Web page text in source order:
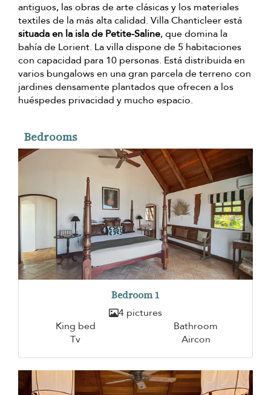
antiguos, las obras de arte clásicas y los materiales
textiles de la más alta calidad. Villa Chanticleer está
situada en la isla de Petite-Saline, que domina la
bahía de Lorient. La villa dispone de 5 habitaciones
con capacidad para 10 personas. Está distribuida en
varios bungalows en una gran parcela de terreno con
jardines densamente plantados que ofrecen a los
huéspedes privacidad y mucho espacio.
Bedrooms
Bedroom 1
4 pictures
King bed
Bathroom
Tv
Aircon